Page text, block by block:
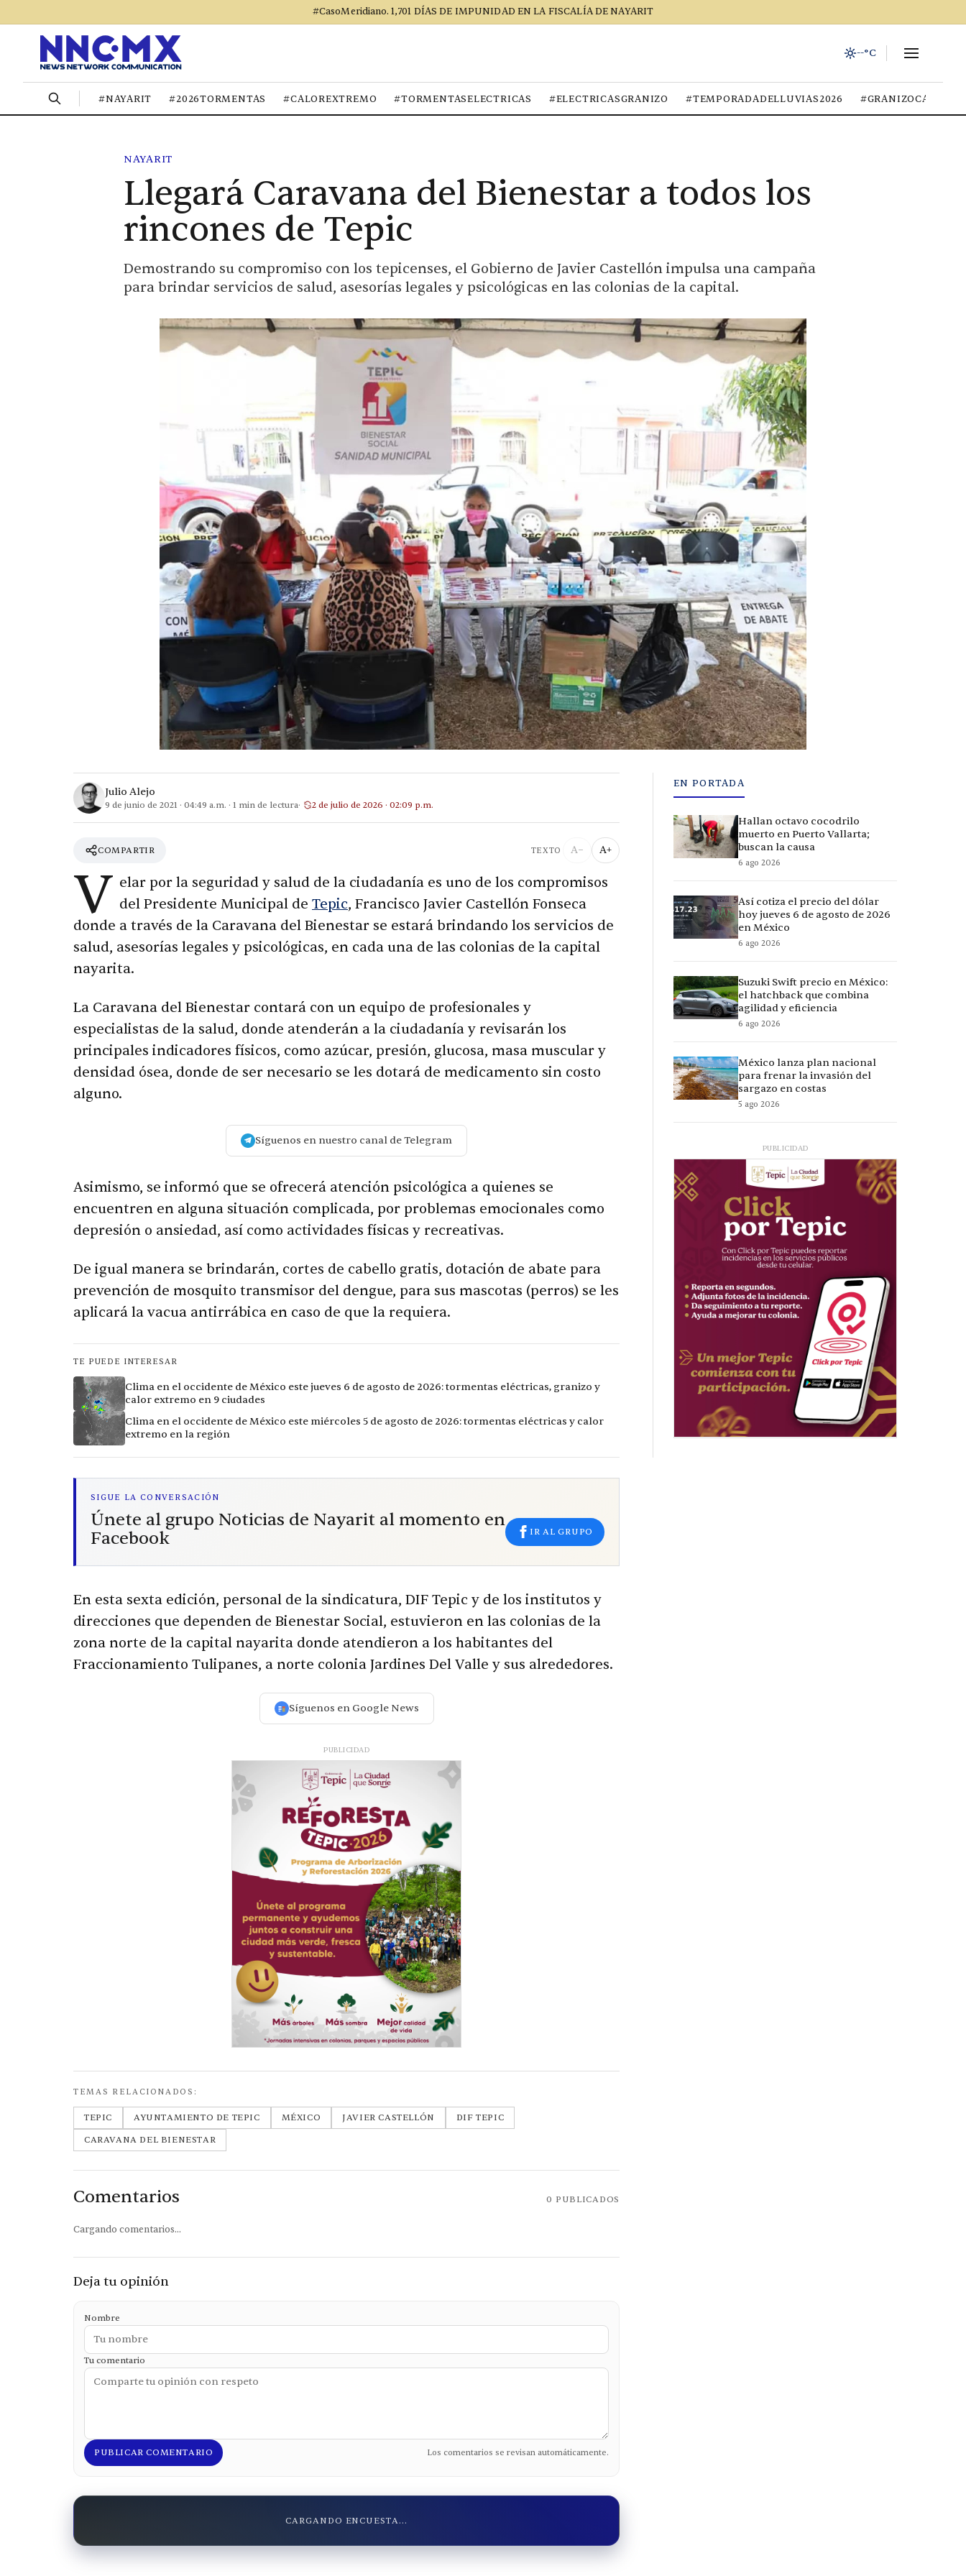
#CasoMeridiano. 1,701 DÍAS DE IMPUNIDAD EN LA FISCALÍA DE NAYARIT
--°C
#NAYARIT #2026TORMENTAS #CALOREXTREMO #TORMENTASELECTRICAS #ELECTRICASGRANIZO #TEMPORADADELLUVIAS2026 #GRANIZOCALOR
NAYARIT
Llegará Caravana del Bienestar a todos los
rincones de Tepic
Demostrando su compromiso con los tepicenses, el Gobierno de Javier Castellón impulsa una campaña
para brindar servicios de salud, asesorías legales y psicológicas en las colonias de la capital.
Julio Alejo
9 de junio de 2021 · 04:49 a.m. · 1 min de lectura 2 de julio de 2026 · 02:09 p.m.
COMPARTIR TEXTO A− A+
V elar por la seguridad y salud de la ciudadanía es uno de los compromisos
del Presidente Municipal de Tepic, Francisco Javier Castellón Fonseca
donde a través de la Caravana del Bienestar se estará brindando los servicios de
salud, asesorías legales y psicológicas, en cada una de las colonias de la capital
nayarita.
La Caravana del Bienestar contará con un equipo de profesionales y
especialistas de la salud, donde atenderán a la ciudadanía y revisarán los
principales indicadores físicos, como azúcar, presión, glucosa, masa muscular y
densidad ósea, donde de ser necesario se les dotará de medicamento sin costo
alguno.
Síguenos en nuestro canal de Telegram
Asimismo, se informó que se ofrecerá atención psicológica a quienes se
encuentren en alguna situación complicada, por problemas emocionales como
depresión o ansiedad, así como actividades físicas y recreativas.
De igual manera se brindarán, cortes de cabello gratis, dotación de abate para
prevención de mosquito transmisor del dengue, para sus mascotas (perros) se les
aplicará la vacua antirrábica en caso de que la requiera.
TE PUEDE INTERESAR
Clima en el occidente de México este jueves 6 de agosto de 2026: tormentas eléctricas, granizo y
calor extremo en 9 ciudades
Clima en el occidente de México este miércoles 5 de agosto de 2026: tormentas eléctricas y calor
extremo en la región
SIGUE LA CONVERSACIÓN
Únete al grupo Noticias de Nayarit al momento en
Facebook
IR AL GRUPO
En esta sexta edición, personal de la sindicatura, DIF Tepic y de los institutos y
direcciones que dependen de Bienestar Social, estuvieron en las colonias de la
zona norte de la capital nayarita donde atendieron a los habitantes del
Fraccionamiento Tulipanes, a norte colonia Jardines Del Valle y sus alrededores.
Síguenos en Google News
PUBLICIDAD
TEMAS RELACIONADOS:
TEPIC AYUNTAMIENTO DE TEPIC MÉXICO JAVIER CASTELLÓN
DIF TEPIC
CARAVANA DEL BIENESTAR
Comentarios 0 PUBLICADOS
Cargando comentarios...
Deja tu opinión
Nombre
Tu comentario
PUBLICAR COMENTARIO Los comentarios se revisan automáticamente.
CARGANDO ENCUESTA...
EN PORTADA
Hallan octavo cocodrilo
muerto en Puerto Vallarta;
buscan la causa
6 ago 2026
Así cotiza el precio del dólar
hoy jueves 6 de agosto de 2026
en México
6 ago 2026
Suzuki Swift precio en México:
el hatchback que combina
agilidad y eficiencia
6 ago 2026
México lanza plan nacional
para frenar la invasión del
sargazo en costas
5 ago 2026
PUBLICIDAD